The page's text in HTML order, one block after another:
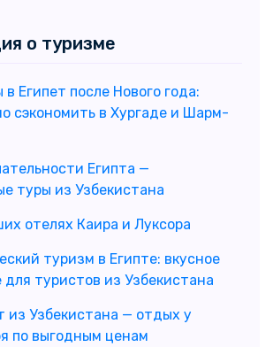
о туризме
Египет после Нового года:
сэкономить в Хургаде и Шарм-
Египта —
туры из Узбекистана
отелях Каира и Луксора
туризм в Египте: вкусное
туристов из Узбекистана
из Узбекистана — отдых у
по выгодным ценам